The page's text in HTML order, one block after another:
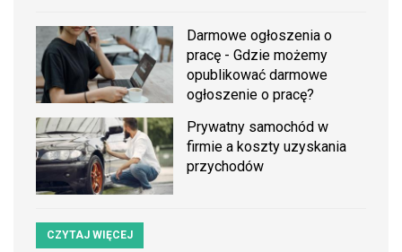
Darmowe ogłoszenia o
pracę - Gdzie możemy
opublikować darmowe
ogłoszenie o pracę?
Prywatny samochód w
firmie a koszty uzyskania
przychodów
CZYTAJ WIĘCEJ